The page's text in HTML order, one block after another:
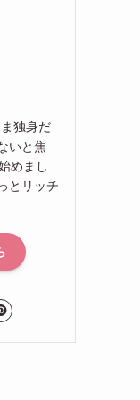
独身だ
いと焦
めまし
とリッチ